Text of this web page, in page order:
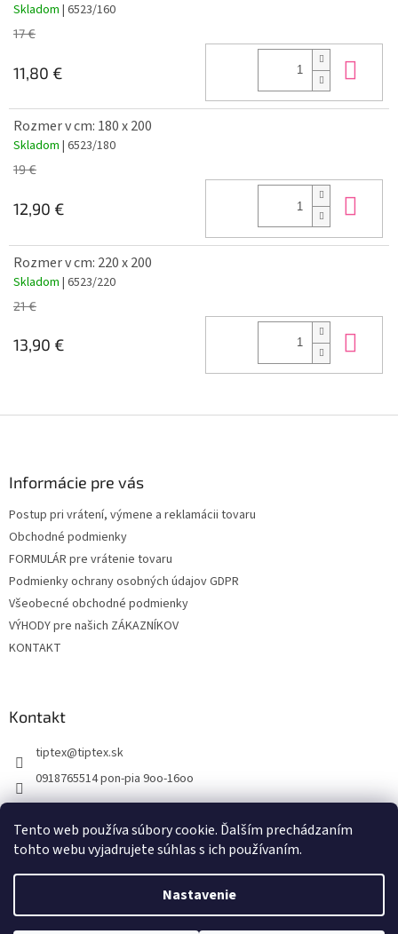
Tento web používa súbory cookie. Ďalším prechádzaním
tohto webu vyjadrujete súhlas s ich používaním.
Nastavenie
Skladom | 6523/160
17 €
11,80 €
Rozmer v cm: 180 x 200
Skladom | 6523/180
19 €
12,90 €
Rozmer v cm: 220 x 200
Skladom | 6523/220
21 €
13,90 €
Informácie pre vás
Postup pri vrátení, výmene a reklamácii tovaru
Obchodné podmienky
FORMULÁR pre vrátenie tovaru
Podmienky ochrany osobných údajov GDPR
Všeobecné obchodné podmienky
VÝHODY pre našich ZÁKAZNÍKOV
KONTAKT
Kontakt
tiptex@tiptex.sk
0918765514 pon-pia 9oo-16oo